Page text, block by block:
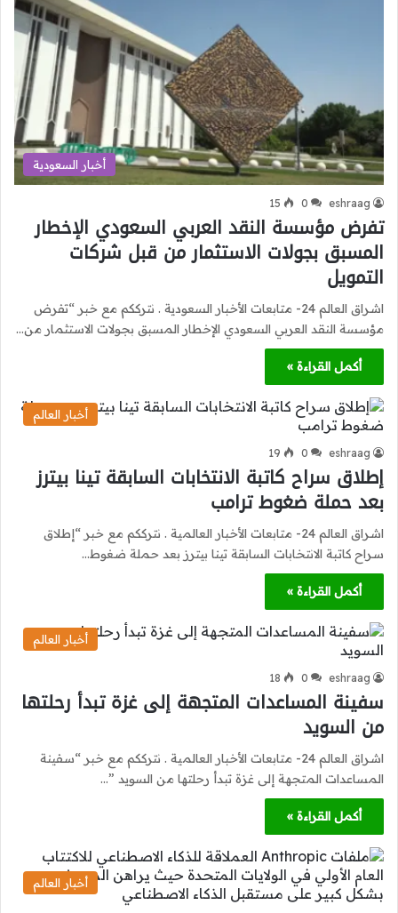
أخبار السعودية
eshraag
0
15
تفرض مؤسسة النقد العربي السعودي الإخطار
المسبق بجولات الاستثمار من قبل شركات
التمويل
اشراق العالم 24- متابعات الأخبار السعودية . نترككم مع خبر “تفرض
مؤسسة النقد العربي السعودي الإخطار المسبق بجولات الاستثمار من…
أكمل القراءة »
أخبار العالم
eshraag
0
19
إطلاق سراح كاتبة الانتخابات السابقة تينا بيترز
بعد حملة ضغوط ترامب
اشراق العالم 24- متابعات الأخبار العالمية . نترككم مع خبر “إطلاق
سراح كاتبة الانتخابات السابقة تينا بيترز بعد حملة ضغوط…
أكمل القراءة »
أخبار العالم
eshraag
0
18
سفينة المساعدات المتجهة إلى غزة تبدأ رحلتها
من السويد
اشراق العالم 24- متابعات الأخبار العالمية . نترككم مع خبر “سفينة
المساعدات المتجهة إلى غزة تبدأ رحلتها من السويد ”…
أكمل القراءة »
أخبار العالم